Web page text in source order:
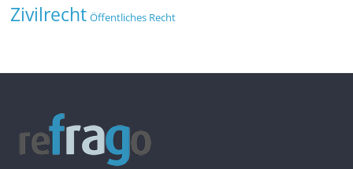
Zivilrecht Öffentliches Recht